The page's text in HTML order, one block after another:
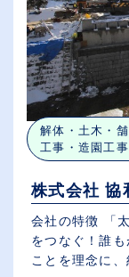
解体・土木・
工事・造園工
株式会社 協
会社の特徴 「
をつなぐ！誰
ことを理念に